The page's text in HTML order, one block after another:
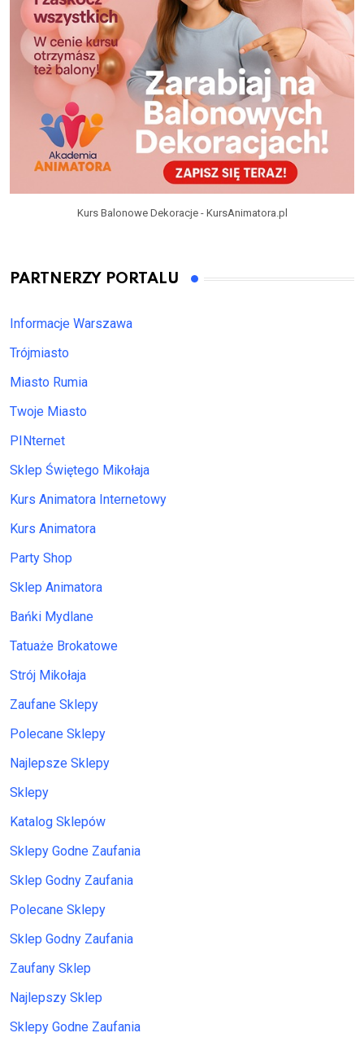
Kurs Balonowe Dekoracje - KursAnimatora.pl
PARTNERZY PORTALU
Informacje Warszawa
Trójmiasto
Miasto Rumia
Twoje Miasto
PINternet
Sklep Świętego Mikołaja
Kurs Animatora Internetowy
Kurs Animatora
Party Shop
Sklep Animatora
Bańki Mydlane
Tatuaże Brokatowe
Strój Mikołaja
Zaufane Sklepy
Polecane Sklepy
Najlepsze Sklepy
Sklepy
Katalog Sklepów
Sklepy Godne Zaufania
Sklep Godny Zaufania
Polecane Sklepy
Sklep Godny Zaufania
Zaufany Sklep
Najlepszy Sklep
Sklepy Godne Zaufania